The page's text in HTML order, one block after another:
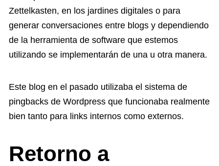
Zettelkasten, en los jardines digitales o para
generar conversaciones entre blogs y dependiendo
de la herramienta de software que estemos
utilizando se implementarán de una u otra manera.
Este blog en el pasado utilizaba el sistema de
pingbacks de Wordpress que funcionaba realmente
bien tanto para links internos como externos.
Retorno a